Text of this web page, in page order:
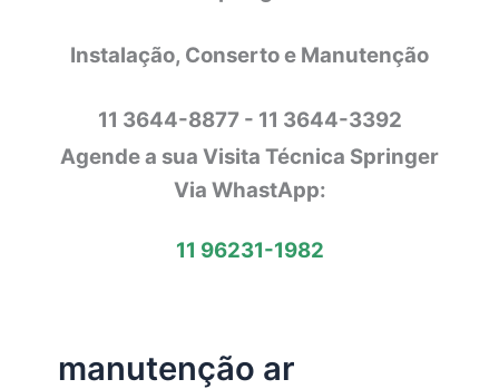
Instalação, Conserto e Manutenção
11 3644-8877 - 11 3644-3392
Agende a sua Visita Técnica Springer
Via WhastApp:
11 96231-1982
manutenção ar